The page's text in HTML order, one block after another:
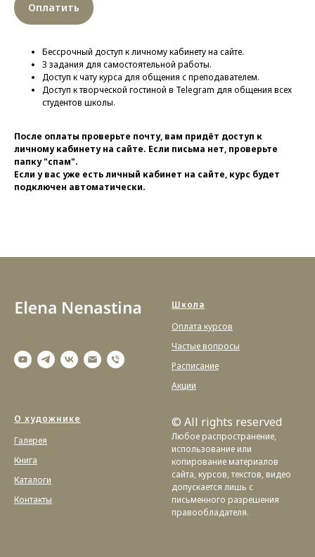
Оплатить
Бессрочный доступ к личному кабинету на сайте.
3 задания для самостоятельной работы.
Доступ к чату курса для общения с преподавателем.
Доступ к творческой гостиной в Telegram для общения всех
студентов школы.
После оплаты проверьте почту, вам придёт доступ к
личному кабинету на сайте. Если письма нет, проверьте
папку "спам".
Если у вас уже есть личный кабинет на сайте, курс будет
подключен автоматически.
Школа
Оплата курсов
Частые вопросы
Расписание
Акции
О художнике
Галерея
Книга
Каталоги
Контакты
© All rights reserved
Любое распространение,
использование или
копирование материалов
сайта, курсов, текстов, видео
допускается лишь с
письменного разрешения
правообладателя.